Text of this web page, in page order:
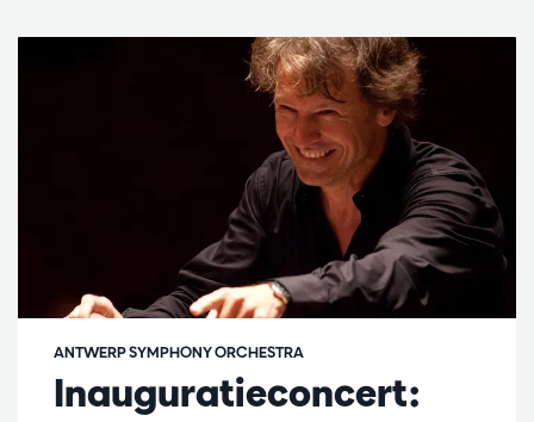
Inauguratieconcert:
ANTWERP SYMPHONY ORCHESTRA